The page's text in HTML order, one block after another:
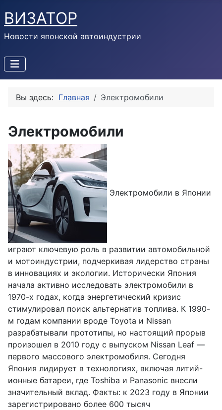
ВИЗАТОР
Новости японской автоиндустрии
Вы здесь: Главная Электромобили
Электромобили
Электромобили в Японии
играют ключевую роль в развитии автомобильной
и мотоиндустрии, подчеркивая лидерство страны
в инновациях и экологии. Исторически Япония
начала активно исследовать электромобили в
1970-х годах, когда энергетический кризис
стимулировал поиск альтернатив топлива. К 1990-
м годам компании вроде Toyota и Nissan
разрабатывали прототипы, но настоящий прорыв
произошел в 2010 году с выпуском Nissan Leaf —
первого массового электромобиля. Сегодня
Япония лидирует в технологиях, включая литий-
ионные батареи, где Toshiba и Panasonic внесли
значительный вклад. Факты: к 2023 году в Японии
зарегистрировано более 600 тысяч